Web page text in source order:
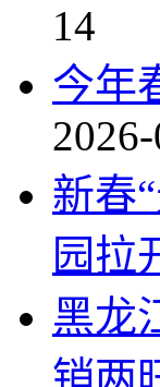
14
今年
新春
园拉
黑龙
销两